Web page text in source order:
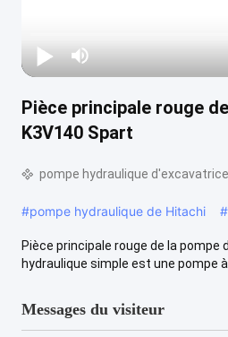
Pièce principale rouge
K3V140 Spart
pompe hydraulique d'excavatrice
#pompe hydraulique de Hitachi #
Pièce principale rouge de la pompe
hydraulique simple est une pompe
Messages du visiteur